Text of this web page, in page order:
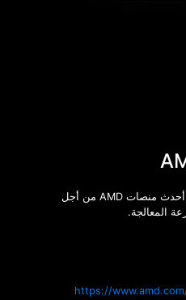
تم اختبار ADATA memory، والتحقق من عملها مع أحدث منصات AMD من أجل
المعالجة.
https://